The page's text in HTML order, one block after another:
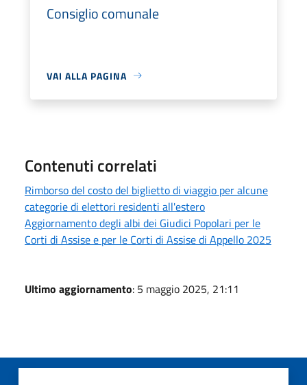
Consiglio comunale
VAI ALLA PAGINA
Contenuti correlati
Rimborso del costo del biglietto di viaggio per alcune
categorie di elettori residenti all'estero
Aggiornamento degli albi dei Giudici Popolari per le
Corti di Assise e per le Corti di Assise di Appello 2025
Ultimo aggiornamento: 5 maggio 2025, 21:11